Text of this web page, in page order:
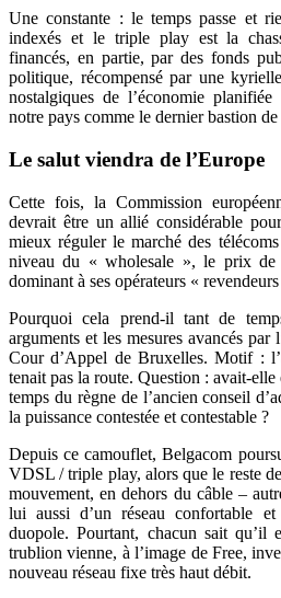
Une constante : le temps passe et
indexés et le triple play est la
financés, en partie, par des fonds
politique, récompensé par une
nostalgiques de l’économie
notre pays comme le dernier bastion
Le salut viendra de l’Europe
Cette fois, la Commission
devrait être un allié considérable
mieux réguler le marché des
niveau du « wholesale », le prix de
dominant à ses opérateurs «
Pourquoi cela prend-il tant de
arguments et les mesures avancés
Cour d’Appel de Bruxelles. Motif :
tenait pas la route. Question : avait-elle
temps du règne de l’ancien conseil
la puissance contestée et contestable ?
Depuis ce camouflet, Belgacom
VDSL / triple play, alors que le reste
mouvement, en dehors du câble –
lui aussi d’un réseau confortable
duopole. Pourtant, chacun sait qu’il
trublion vienne, à l’image de Free,
nouveau réseau fixe très haut débit.